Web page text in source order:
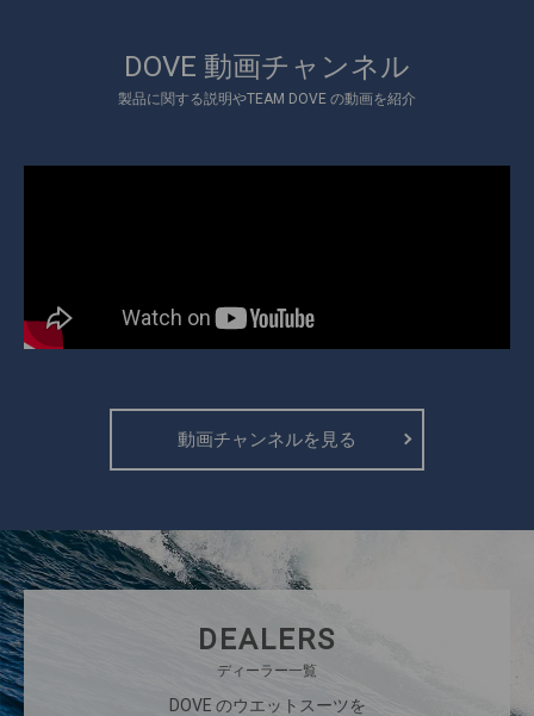
DOVE 動画チャンネル
製品に関する説明やTEAM DOVE の動画を紹介
動画チャンネルを見る
DEALERS
ディーラー一覧
DOVE のウエットスーツを